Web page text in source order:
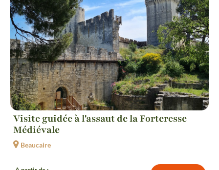
Visite guidée à l'assaut de la Forteresse
Médiévale
Beaucaire